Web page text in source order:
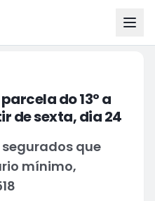
do 13º a
de sexta, dia 24
segurados que
mínimo,